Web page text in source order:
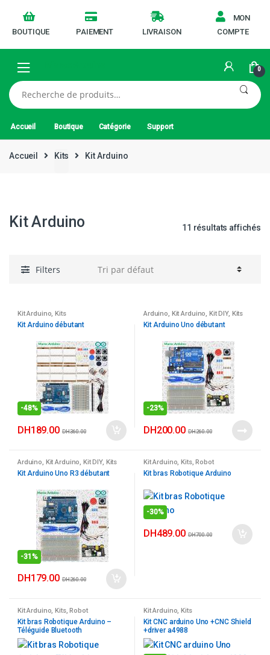
BOUTIQUE PAIEMENT LIVRAISON
MON
COMPTE
0
Recherche
pour :
Accueil Boutique Catégorie Support
Accueil Kits Kit Arduino
Kit Arduino 11 résultats affichés
Filters
Kit Arduino, Kits
Kit Arduino débutant
-48%
DH189.00 DH360.00
Arduino, Kit Arduino, Kit DIY, Kits
Kit Arduino Uno débutant
-23%
DH200.00 DH260.00
Arduino, Kit Arduino, Kit DIY, Kits
Kit Arduino Uno R3 débutant
-31%
DH179.00 DH260.00
Kit Arduino, Kits, Robot
Kit bras Robotique Arduino
-30%
DH489.00 DH700.00
Kit Arduino,Kits,Robot
Kit bras Robotique Arduino –
Téléguide Bluetooth
Kit Arduino,Kits
Kit CNC arduino Uno +CNC Shield
+driver a4988